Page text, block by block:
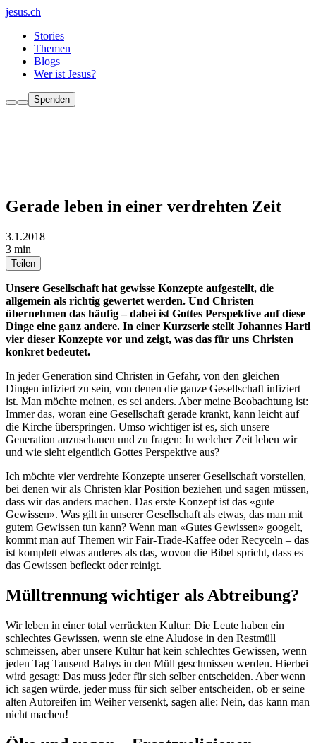
jesus.ch
Stories
Themen
Blogs
Wer ist Jesus?
Spenden
Gerade leben in einer verdrehten Zeit
3.1.2018
3 min
Teilen
Unsere Gesellschaft hat gewisse Konzepte aufgestellt, die
allgemein als richtig gewertet werden. Und Christen
übernehmen das häufig – dabei ist Gottes Perspektive auf diese
Dinge eine ganz andere. In einer Kurzserie stellt Johannes Hartl
vier dieser Konzepte vor und zeigt, was das für uns Christen
konkret bedeutet.
In jeder Generation sind Christen in Gefahr, von den gleichen
Dingen infiziert zu sein, von denen die ganze Gesellschaft infiziert
ist. Man möchte meinen, es sei anders. Aber meine Beobachtung ist:
Immer das, woran eine Gesellschaft gerade krankt, kann leicht auf
die Kirche überspringen. Umso wichtiger ist es, sich unsere
Generation anzuschauen und zu fragen: In welcher Zeit leben wir
und wie sieht eigentlich Gottes Perspektive aus?
Ich möchte vier verdrehte Konzepte unserer Gesellschaft vorstellen,
bei denen wir als Christen klar Position beziehen und sagen müssen,
dass wir das anders machen. Das erste Konzept ist das «gute
Gewissen». Was gilt in unserer Gesellschaft als etwas, das man mit
gutem Gewissen tun kann? Wenn man «Gutes Gewissen» googelt,
kommt man auf Themen wir Fair-Trade-Kaffee oder Recyceln – das
ist komplett etwas anderes als das, wovon die Bibel spricht, dass es
das Gewissen befleckt oder reinigt.
Mülltrennung wichtiger als Abtreibung?
Wir leben in einer total verrückten Kultur: Die Leute haben ein
schlechtes Gewissen, wenn sie eine Aludose in den Restmüll
schmeissen, aber unsere Kultur hat kein schlechtes Gewissen, wenn
jeden Tag Tausend Babys in den Müll geschmissen werden. Hierbei
wird gesagt: Das muss jeder für sich selber entscheiden. Aber wenn
ich sagen würde, jeder muss für sich selber entscheiden, ob er seine
alten Autoreifen im Weiher versenkt, sagen alle: Nein, das kann man
nicht machen!